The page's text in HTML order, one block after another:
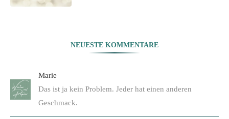
NEUESTE KOMMENTARE
Marie
Das ist ja kein Problem. Jeder hat einen anderen
Geschmack.